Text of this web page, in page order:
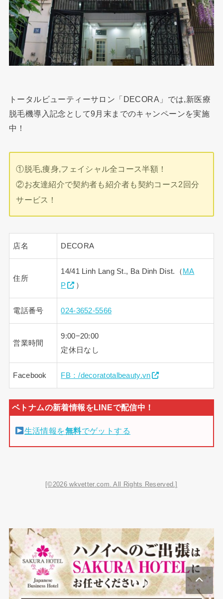
トータルビューティーサロン「DECORA」では,新医療
脱毛機導入記念として9月末までのキャンペーンを実施
中！
①脱毛,痩身,フェイシャル全コース半額！
②お友達紹介で契約者も紹介者も契約コース2回分
サービス！
店名 DECORA
住所
14/41 Linh Lang St., Ba Dinh Dist.（ MA
P
）
電話番号 024-3652-5566
営業時間
9:00−20:00
定休日なし
Facebook FB：/decoratotalbeauty.vn
生活情報を無料でゲットする
[©2026 wkvetter.com. All Rights Reserved.]